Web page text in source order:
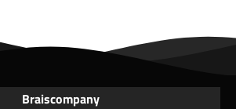
Braiscompany